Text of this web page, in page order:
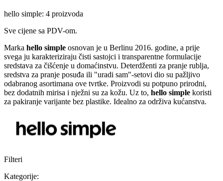
hello simple: 4 proizvoda
Sve cijene sa PDV-om.
Marka hello simple osnovan je u Berlinu 2016. godine, a prije
svega ju karakteriziraju čisti sastojci i transparentne formulacije
sredstava za čišćenje u domaćinstvu. Deterdženti za pranje rublja,
sredstva za pranje posuđa ili "uradi sam"-setovi dio su pažljivo
odabranog asortimana ove tvrtke. Proizvodi su potpuno prirodni,
bez dodatnih mirisa i nježni su za kožu. Uz to, hello simple koristi
za pakiranje varijante bez plastike. Idealno za održiva kućanstva.
Filteri
Kategorije: